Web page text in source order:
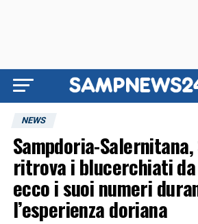
NEWS
Sampdoria-
ritrova i blucerchiati
ecco i suoi numeri
l’esperienza doriana